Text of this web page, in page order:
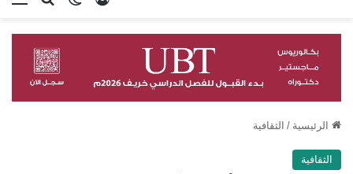
الرئيسية / الثقافية
الثقافية